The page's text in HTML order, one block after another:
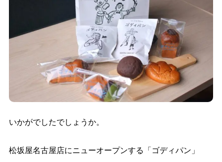
いかがでしたでしょうか。
松坂屋名古屋店にニューオープンする「ゴディパン」